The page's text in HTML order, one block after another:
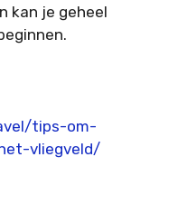
kan je geheel
tips-om-
vliegveld/